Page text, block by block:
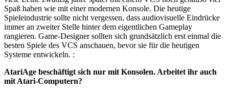
Spaß haben wie mit einer modernen Konsole. Die heutige
Spieleindustrie sollte nicht vergessen, dass audiovisuelle Eindrücke
immer an zweiter Stelle hinter dem eigentlichen Gameplay
rangieren. Game-Designer sollten sich grundsätzlich erst einmal die
besten Spiele des VCS anschauen, bevor sie für die heutigen
Systeme entwickeln. :
AtariAge beschäftigt sich nur mit Konsolen. Arbeitet ihr auch
mit Atari-Computern?